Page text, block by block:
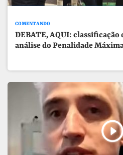
COMENTANDO
DEBATE, AQUI: classificação
análise do Penalidade